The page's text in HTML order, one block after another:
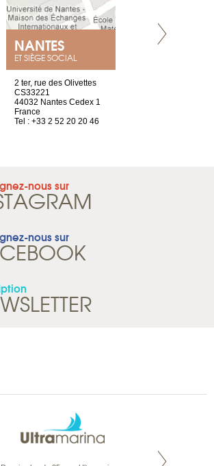
NANTES
ET SIÈGE SOCIAL
2 ter, rue des Olivettes
CS33221
44032 Nantes Cedex 1
France
Tel : +33 2 52 20 20 46
nous sur
nous sur